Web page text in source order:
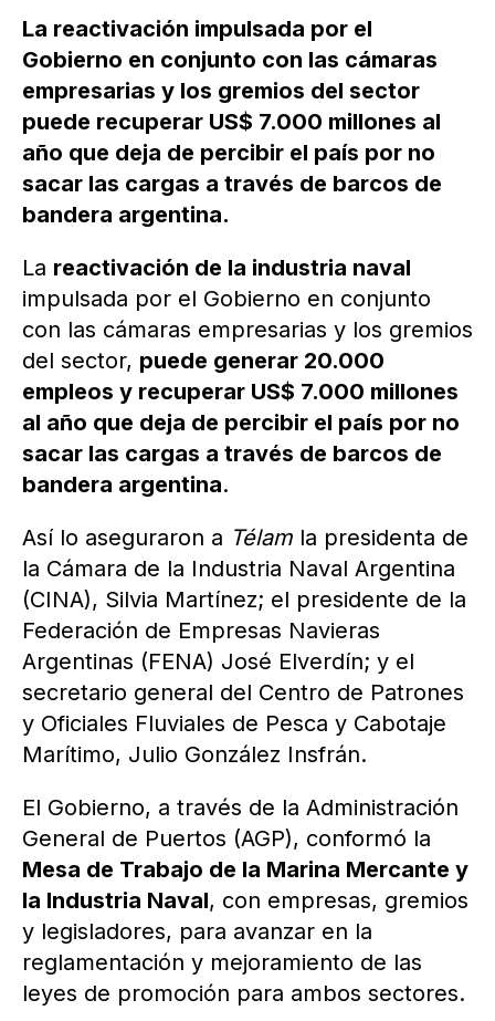
La reactivación impulsada por el
Gobierno en conjunto con las cámaras
empresarias y los gremios del sector
puede recuperar US$ 7.000 millones al
año que deja de percibir el país por no
sacar las cargas a través de barcos de
bandera argentina.
La reactivación de la industria naval
impulsada por el Gobierno en conjunto
con las cámaras empresarias y los gremios
del sector, puede generar 20.000
empleos y recuperar US$ 7.000 millones
al año que deja de percibir el país por no
sacar las cargas a través de barcos de
bandera argentina.
Así lo aseguraron a Télam la presidenta de
la Cámara de la Industria Naval Argentina
(CINA), Silvia Martínez; el presidente de la
Federación de Empresas Navieras
Argentinas (FENA) José Elverdín; y el
secretario general del Centro de Patrones
y Oficiales Fluviales de Pesca y Cabotaje
Marítimo, Julio González Insfrán.
El Gobierno, a través de la Administración
General de Puertos (AGP), conformó la
Mesa de Trabajo de la Marina Mercante y
la Industria Naval, con empresas, gremios
y legisladores, para avanzar en la
reglamentación y mejoramiento de las
leyes de promoción para ambos sectores.